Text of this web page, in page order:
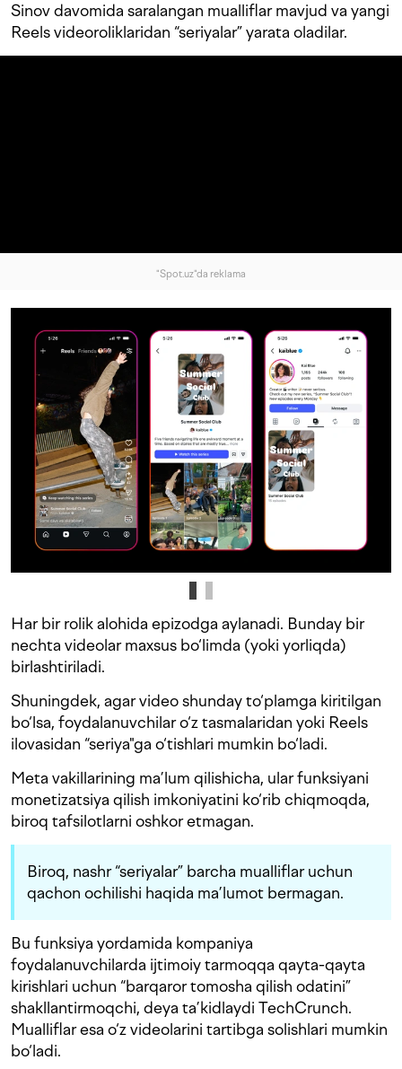
Sinov davomida saralangan mualliflar mavjud va yangi
Reels videoroliklaridan “seriyalar” yarata oladilar.
"Spot.uz"da reklama
Har bir rolik alohida epizodga aylanadi. Bunday bir
nechta videolar maxsus bo‘limda (yoki yorliqda)
birlashtiriladi.
Shuningdek, agar video shunday to‘plamga kiritilgan
bo‘lsa, foydalanuvchilar o‘z tasmalaridan yoki Reels
ilovasidan “seriya"ga o‘tishlari mumkin bo‘ladi.
Meta vakillarining ma’lum qilishicha, ular funksiyani
monetizatsiya qilish imkoniyatini ko‘rib chiqmoqda,
biroq tafsilotlarni oshkor etmagan.
Biroq, nashr “seriyalar” barcha mualliflar uchun
qachon ochilishi haqida ma’lumot bermagan.
Bu funksiya yordamida kompaniya
foydalanuvchilarda ijtimoiy tarmoqqa qayta-qayta
kirishlari uchun “barqaror tomosha qilish odatini”
shakllantirmoqchi, deya ta’kidlaydi TechCrunch.
Mualliflar esa o‘z videolarini tartibga solishlari mumkin
bo‘ladi.